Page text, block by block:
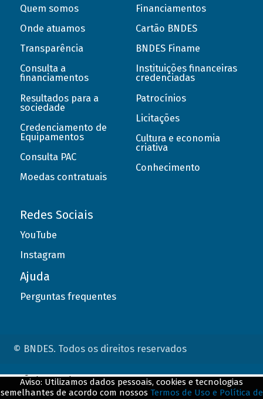
Quem somos
Onde atuamos
Transparência
Consulta a
financiamentos
Resultados para a
sociedade
Credenciamento de
Equipamentos
Consulta PAC
Moedas contratuais
Financiamentos
Cartão BNDES
BNDES Finame
Instituições financeiras
credenciadas
Patrocínios
Licitações
Cultura e economia
criativa
Conhecimento
Redes Sociais
YouTube
Instagram
Ajuda
Perguntas frequentes
© BNDES. Todos os direitos reservados
Aviso: Utilizamos dados pessoais, cookies e tecnologias
semelhantes de acordo com nossos Termos de Uso e Política de
ConteÃºdo complementar